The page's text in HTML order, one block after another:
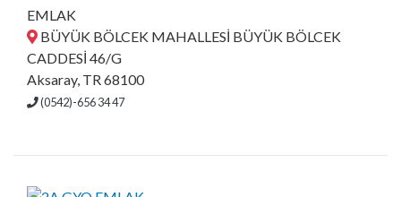
EMLAK
BÜYÜK BÖLCEK MAHALLESİ BÜYÜK BÖLCEK
CADDESİ 46/G
Aksaray, TR 68100
(0542)-656 34 47